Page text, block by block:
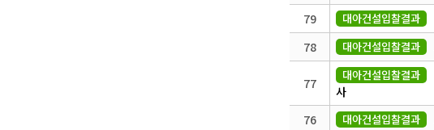
79
대아건설입찰결과
78
대아건설입찰결과
77
대아건설입찰결과
사
76 대아건설입찰결과